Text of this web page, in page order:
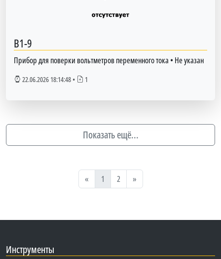
В1-9
Прибор для поверки вольтметров переменного тока • Не указан
22.06.2026 18:14:48 • 1
Показать ещё...
« 1 2 »
Инструменты